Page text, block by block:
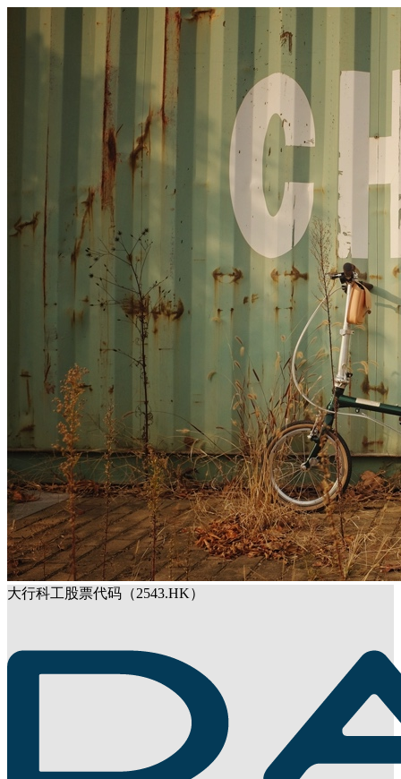
大行科工股票代码（2543.HK）